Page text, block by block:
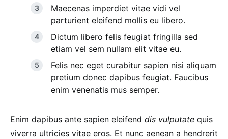
Maecenas imperdiet vitae vidi vel
parturient eleifend mollis eu libero.
Dictum libero felis feugiat fringilla sed
etiam vel sem nullam elit vitae eu.
Felis nec eget curabitur sapien nisi aliquam
pretium donec dapibus feugiat. Faucibus
enim venenatis mus semper.
Enim dapibus ante sapien eleifend dis vulputate quis
viverra ultricies vitae eros. Et nunc aenean a hendrerit